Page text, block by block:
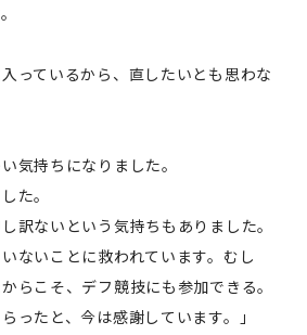
入っているから、直したいとも思わな
気持ちになりました。
た。
訳ないという気持ちもありました。
ないことに救われています。むし
らこそ、デフ競技にも参加できる。
ったと、今は感謝しています。」